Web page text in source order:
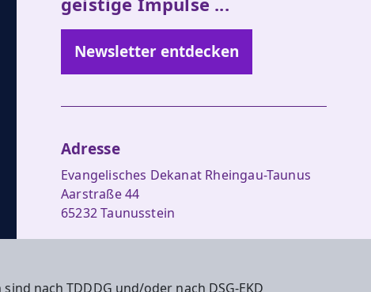
nach TDDDG und/oder nach DSG-EKD
Newsletter entdecken
Adresse
Evangelisches Dekanat Rheingau-Taunus
Aarstraße 44
65232 Taunusstein
Tel. 06128-48 88 27